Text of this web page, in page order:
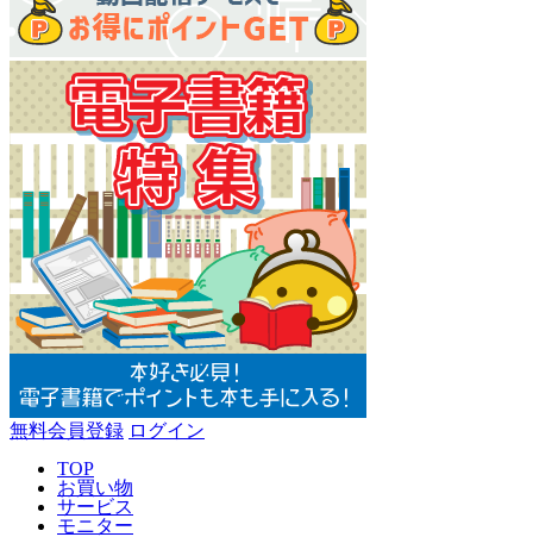
無料会員登録 ログイン
TOP
お買い物
サービス
モニター